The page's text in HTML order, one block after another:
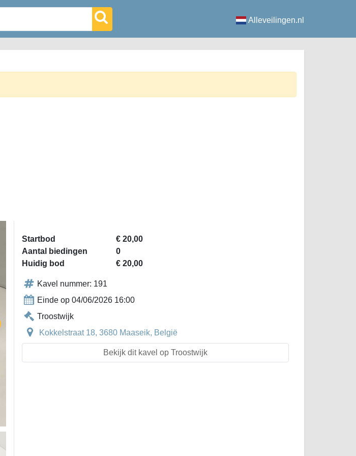
Alleveilingen.nl
Startbod
€ 20,00
Aantal biedingen
0
Huidig bod
€ 20,00
Kavel nummer: 191
Einde op 04/06/2026 16:00
Troostwijk
Kokkelstraat 18, 3680 Maaseik, België
Bekijk dit kavel op Troostwijk